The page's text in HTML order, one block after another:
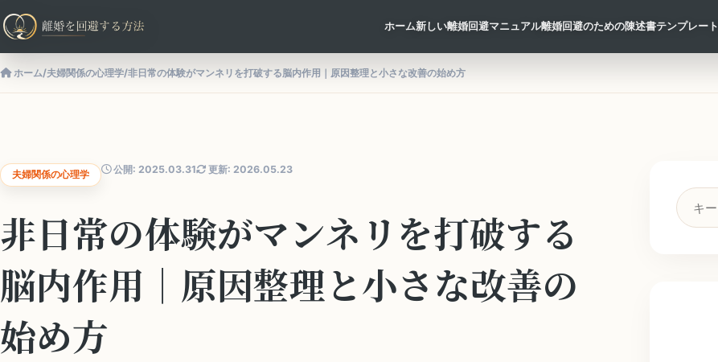
ホーム新しい離婚回避マニュアル離婚回避のための陳述書テンプレート
ホーム/夫婦関係の心理学/非日常の体験がマンネリを打破する脳内作用｜原因整理と小さな改善の始め方
夫婦関係の心理学 公開: 2025.03.31 更新: 2026.05.23
非日常の体験がマンネリを打破する
脳内作用｜原因整理と小さな改善の
始め方
検
索